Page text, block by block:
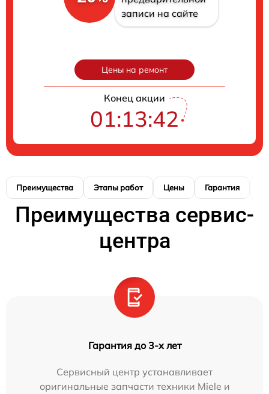
записи на сайте
Цены на ремонт
Конец акции
01:13:41
Преимущества Этапы работ Цены Гарантия
Преимущества сервис-
центра
Гарантия до 3-х лет
Сервисный центр устанавливает
оригинальные запчасти техники Miele и